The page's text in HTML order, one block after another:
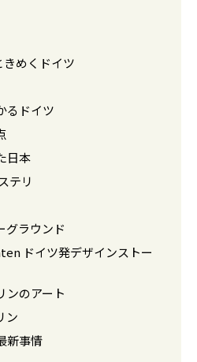
きめくドイツ
るドイツ
日本
テリ
グラウンド
ドイツ発デザインストー
ンのアート
ン
新事情